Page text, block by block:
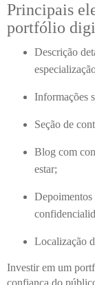
Principais
portfólio
Descrição
Informações
Seção de
Blog com
estar;
Depoimentos
Localização
Investir em um